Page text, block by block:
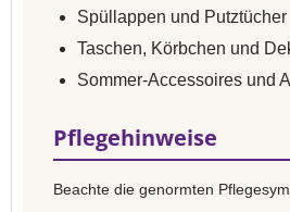
Spüllappen und Putztücher
Taschen, Körbchen und
Sommer-Accessoires und
Pflegehinweise
Beachte die genormten